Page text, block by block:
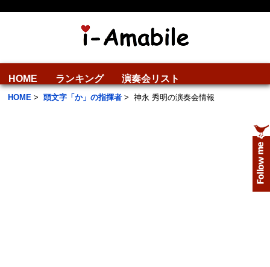
HOME ランキング 演奏会リスト
HOME > 頭文字「か」の指揮者 > 神永 秀明の演奏会情報